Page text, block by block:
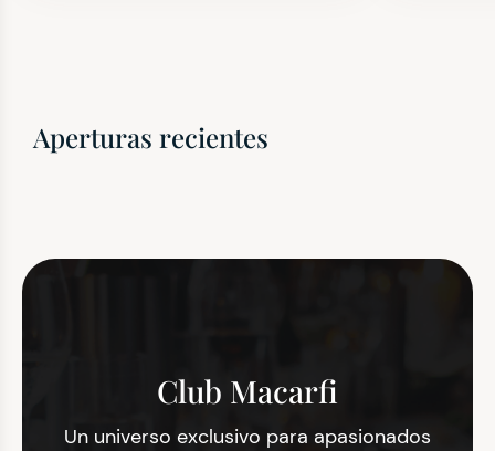
Aperturas recientes
Club Macarfi
Un universo exclusivo para apasionados